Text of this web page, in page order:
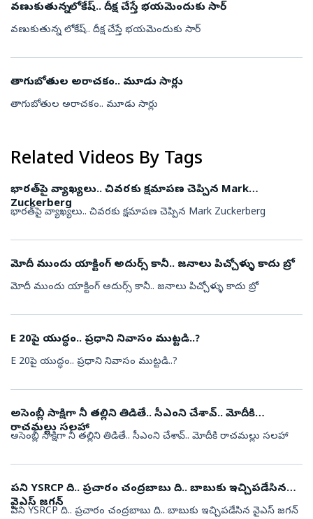
వణుకుతున్న లోకేష్.. దీక్ష చేస్తే భయమెందుకు సార్
వణుకుతున్న లోకేష్.. దీక్ష చేస్తే భయమెందుకు సార్
తాగుబోతుల అరాచకం.. మూడు సార్లు
తాగుబోతుల అరాచకం.. మూడు సార్లు
Related Videos By Tags
భారత్‌పై వ్యాఖ్యలు.. చివరకు క్షమాపణ చెప్పిన Mark
Zuckerberg
భారత్‌పై వ్యాఖ్యలు.. చివరకు క్షమాపణ చెప్పిన Mark Zuckerberg
మోదీ ముందు యాక్టింగ్ అదుర్స్ కానీ.. జనాలు పిచ్చోళ్ళు కాదు బ్రో
మోదీ ముందు యాక్టింగ్ అదుర్స్ కానీ.. జనాలు పిచ్చోళ్ళు కాదు బ్రో
E 20పై యుద్ధం.. ప్రధాని నివాసం ముట్టడి..?
E 20పై యుద్ధం.. ప్రధాని నివాసం ముట్టడి..?
అసెంబ్లీ సాక్షిగా నీ తల్లిని తిడితే.. సీఎంని చేశావ్.. మోదీకి
రాచమల్లు సలహా
అసెంబ్లీ సాక్షిగా నీ తల్లిని తిడితే.. సీఎంని చేశావ్.. మోదీకి రాచమల్లు సలహా
పని YSRCP ది.. ప్రచారం చంద్రబాబు ది.. బాబుకు ఇచ్చిపడేసిన
వైఎస్ జగన్
పని YSRCP ది.. ప్రచారం చంద్రబాబు ది.. బాబుకు ఇచ్చిపడేసిన వైఎస్ జగన్